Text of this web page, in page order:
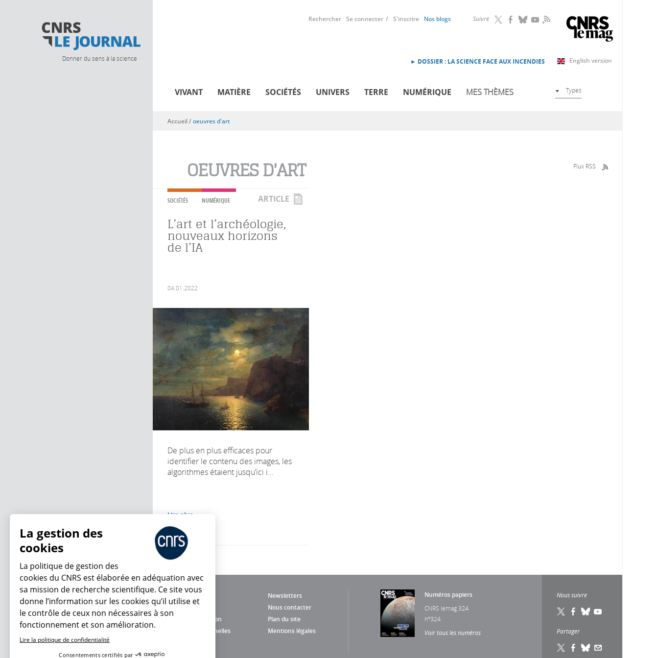
Donner du sens à la science
Suivre RSS
Rechercher Se connecter S'inscrire Nos blogs
English version
► DOSSIER : LA SCIENCE FACE AUX INCENDIES
VIVANT MATIÈRE SOCIÉTÉS UNIVERS TERRE NUMÉRIQUE MES THÈMES Types
Vous êtes ici
Accueil/oeuvres d'art
OEUVRES D'ART Flux RSS
SOCIÉTÉS NUMÉRIQUE ARTICLE
L’art et l’archéologie,
nouveaux horizons
de l’IA
04.01.2022
De plus en plus efficaces pour
identifier le contenu des images, les
algorithmes étaient jusqu’ici i...
Lire plus
Newsletters
Nous contacter
Charte d'utilisation
Plan du site
Données personnelles
Mentions légales
Numéros papiers
CNRS lemag 324
n°324
Voir tous les numéros
Nous suivre
Partager
En ce moment
La gestion des
cookies
La politique de gestion des
cookies du CNRS est élaborée en adéquation avec
sa mission de recherche scientifique. Ce site vous
donne l’information sur les cookies qu’il utilise et
le contrôle de ceux non nécessaires à son
fonctionnement et son amélioration.
Lire la politique de confidentialité
Consentements certifiés par